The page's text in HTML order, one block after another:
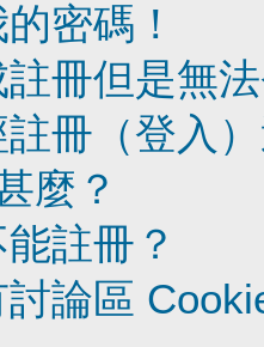
密碼！
冊但是無
冊（登入
麼？
註冊？
討論區